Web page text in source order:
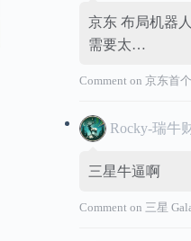
京东 布局机器
需要太…
Comment on京东首个
Rocky-瑞牛
三星牛逼啊
Comment on 三星 Galaxy